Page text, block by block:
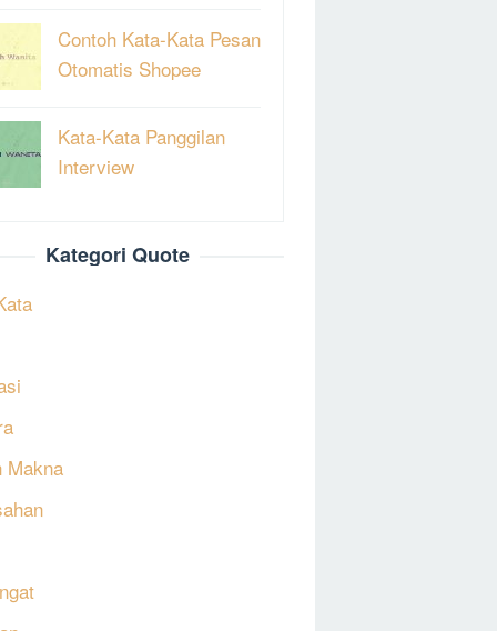
Contoh Kata-Kata Pesan
Otomatis Shopee
Kata-Kata Panggilan
Interview
Kategori Quote
Makna